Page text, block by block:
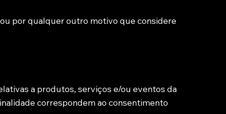
por qualquer outro motivo que considere
a produtos, serviços e/ou eventos da
correspondem ao consentimento